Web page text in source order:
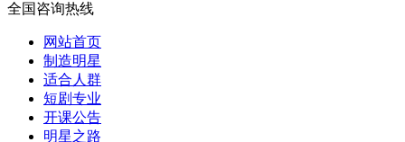
全国咨询热线
网站首页
制造明星
适合人群
短剧专业
开课公告
明星之路